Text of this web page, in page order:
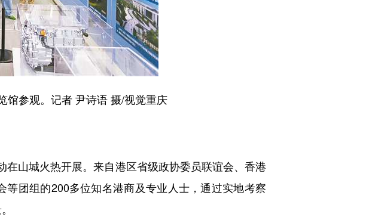
馆参观。记者 尹诗语 摄/视觉重庆
山城火热开展。来自港区省级政协委员联谊会、香港
团组的200多位知名港商及专业人士，通过实地考察